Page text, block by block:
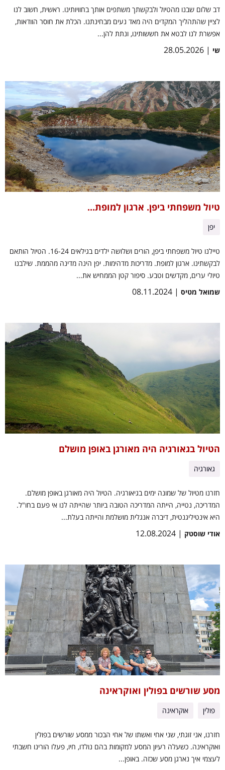
דב שלום שבנו מהטיול ולבקשתך משתפים אותך בחוויותינו. ראשית, חשוב לנו
לציין שהתהליך המקדים היה מאד נעים מבחינתנו. הכלת את חוסר הוודאות,
אפשרת לנו לבטא את חששותינו, ונתת להן...
שי | 28.05.2026
טיול משפחתי ביפן. ארגון למופת...
יפן
טיילנו טיול משפחתי ביפן, הורים ושלושה ילדים בגילאים 16-24. הטיול הותאם
לבקשתינו. ארגון למופת. מדריכות מדהימות. יפן הינה מדינה מהממת. שילבנו
טיולי ערים, מקדשים וטבע. סיפור קטן הממחיש את...
שמואל מטיס | 08.11.2024
הטיול בגאורגיה היה מאורגן באופן מושלם
גאורגיה
חזרנו מטיול של שמונה ימים בגיאורגיה. הטיול היה מאורגן באופן מושלם.
המדריכה, נטייה, הייתה המדריכה הטובה ביותר שהייתה לנו אי פעם בחו"ל.
היא אינטיליגנטית, דיברה אנגלית מושלמת והייתה בעלת...
אודי שוסטק | 12.08.2024
מסע שורשים בפולין ואוקראינה
פולין אוקראינה
חזרנו, אני זוגתי, שני אחי ואשתו של אחי הבכור ממסע שורשים בפולין
ואוקראינה. כשעלה רעיון המסע למקומות בהם נולדו, חיו, פעלו הורינו חשבתי
לעצמי איך נארגן מסע שכזה. באופן...